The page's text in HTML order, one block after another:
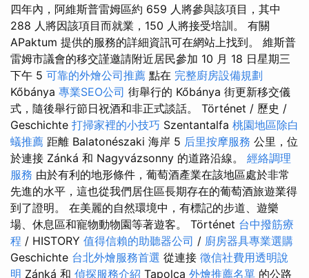
四年內，阿維斯普雷姆區約 659 人將參與該項目，其中
288 人將因該項目而就業，150 人將接受培訓。 有關
APaktum 提供的服務的詳細資訊可在網站上找到。 維斯普
雷姆市議會的移交謹邀請附近居民參加 10 月 18 日星期三
下午 5 可靠的外燴公司推薦 點在 完整廚房設備規劃
Kőbánya 專業SEO公司 街舉行的 Kőbánya 街更新移交儀
式，隨後舉行節日祝酒和非正式談話。 Történet / 歷史 /
Geschichte 打掃家裡的小技巧 Szentantalfa 桃園地區除白
蟻推薦 距離 Balatonészaki 海岸 5 后里按摩服務 公里，位
於連接 Zánká 和 Nagyvázsonny 的道路沿線。 經絡調理
服務 由於有利的地形條件，葡萄酒產業在該地區處於非常
先進的水平，這也從我們居住區長期存在的葡萄酒旅遊業得
到了證明。 在美麗的自然環境中，有標記的步道、遊樂
場、休息區和寵物動物園等著遊客。 Történet 台中撥筋療
程 / HISTORY 值得信賴的助聽器公司 / 廚房器具專業選購
Geschichte 台北外燴服務首選 從連接 徵信社費用透明說
明 Zánká 和 偵探服務介紹 Tapolca 外燴推薦名單 的公路